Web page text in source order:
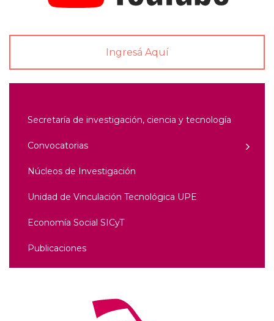
Ingresá Aquí
Secretaría de investigación, ciencia y tecnología
Convocatorias
Núcleos de Investigación
Unidad de Vinculación Tecnológica UPE
Economía Social SICyT
Publicaciones